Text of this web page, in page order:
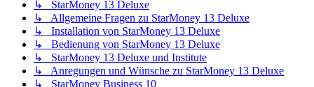
↳ StarMoney 13 Deluxe
↳ Allgemeine Fragen zu StarMoney 13 Deluxe
↳ Installation von StarMoney 13 Deluxe
↳ Bedienung von StarMoney 13 Deluxe
↳ StarMoney 13 Deluxe und Institute
↳ Anregungen und Wünsche zu StarMoney 13 Deluxe
↳ StarMoney Business 10